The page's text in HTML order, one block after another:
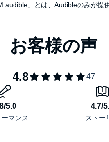
audible」とは、Audibleのみが